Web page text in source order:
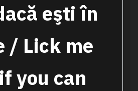
eşti în
/ Lick me
you can